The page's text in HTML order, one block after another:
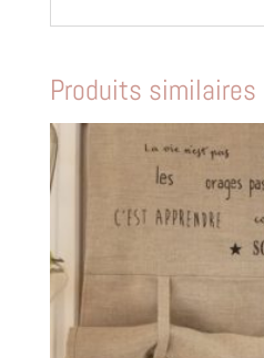
Produits similaires